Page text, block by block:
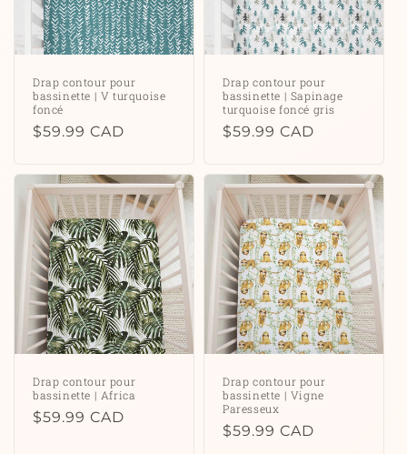
Drap contour pour
bassinette | V turquoise
foncé
Prix
$59.99 CAD
Drap contour pour
bassinette | Sapinage
turquoise foncé gris
Prix
$59.99 CAD
Drap contour pour
bassinette | Africa
Prix
$59.99 CAD
Drap contour pour
bassinette | Vigne
Paresseux
Prix
$59.99 CAD